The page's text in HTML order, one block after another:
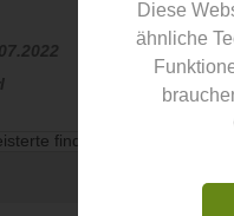
Diese
ähnliche